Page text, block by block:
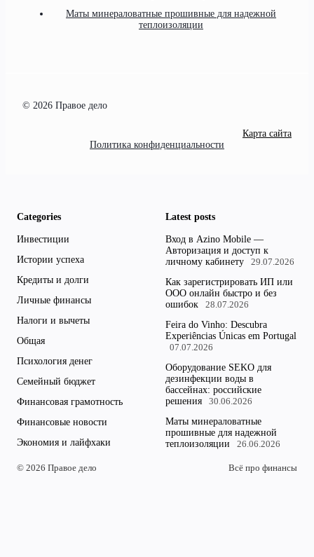
Маты минераловатные прошивные для надежной
теплоизоляции
© 2026 Правое дело
Карта сайта
Политика конфиденциальности
Categories
Инвестиции
Истории успеха
Кредиты и долги
Личные финансы
Налоги и вычеты
Общая
Психология денег
Семейный бюджет
Финансовая грамотность
Финансовые новости
Экономия и лайфхаки
Latest posts
Вход в Azino Mobile —
Авторизация и доступ к
личному кабинету
29.07.2026
Как зарегистрировать ИП или
ООО онлайн быстро и без
ошибок
28.07.2026
Feira do Vinho: Descubra
Experiências Únicas em Portugal
07.07.2026
Оборудование SEKO для
дезинфекции воды в
бассейнах: российские
решения
30.06.2026
Маты минераловатные
прошивные для надежной
теплоизоляции
26.06.2026
© 2026 Правое дело Всё про финансы